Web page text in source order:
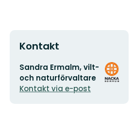
Kontakt
E-
postadress
Sandra Ermalm, vilt-
och naturförvaltare
Kontakt via e-post
logotyp